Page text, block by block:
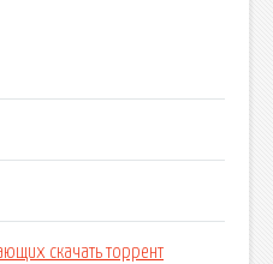
скачать торрент